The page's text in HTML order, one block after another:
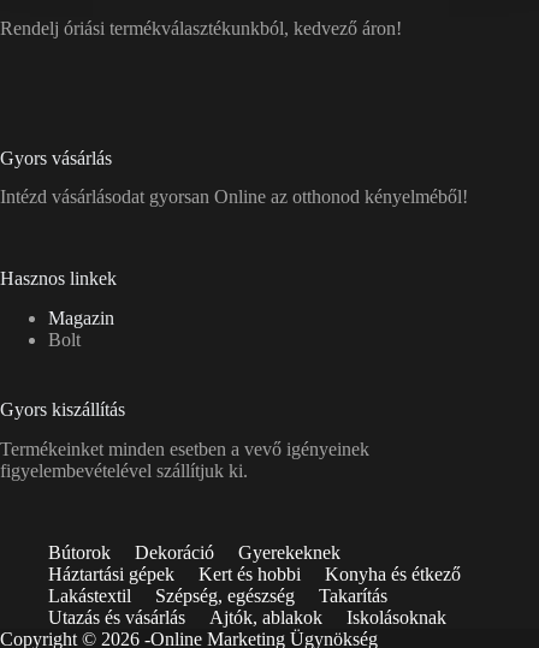
Rendelj óriási termékválasztékunkból, kedvező áron!
Gyors vásárlás
Intézd vásárlásodat gyorsan Online az otthonod kényelméből!
Hasznos linkek
Magazin
Bolt
Gyors kiszállítás
Termékeinket minden esetben a vevő igényeinek
figyelembevételével szállítjuk ki.
Bútorok Dekoráció
Gyerekeknek
Háztartási gépek
Kert és hobbi
Konyha és étkező
Lakástextil
Szépség, egészség
Takarítás
Utazás és vásárlás
Ajtók, ablakok
Iskolásoknak
Copyright © 2026 -Online Marketing Ügynökség